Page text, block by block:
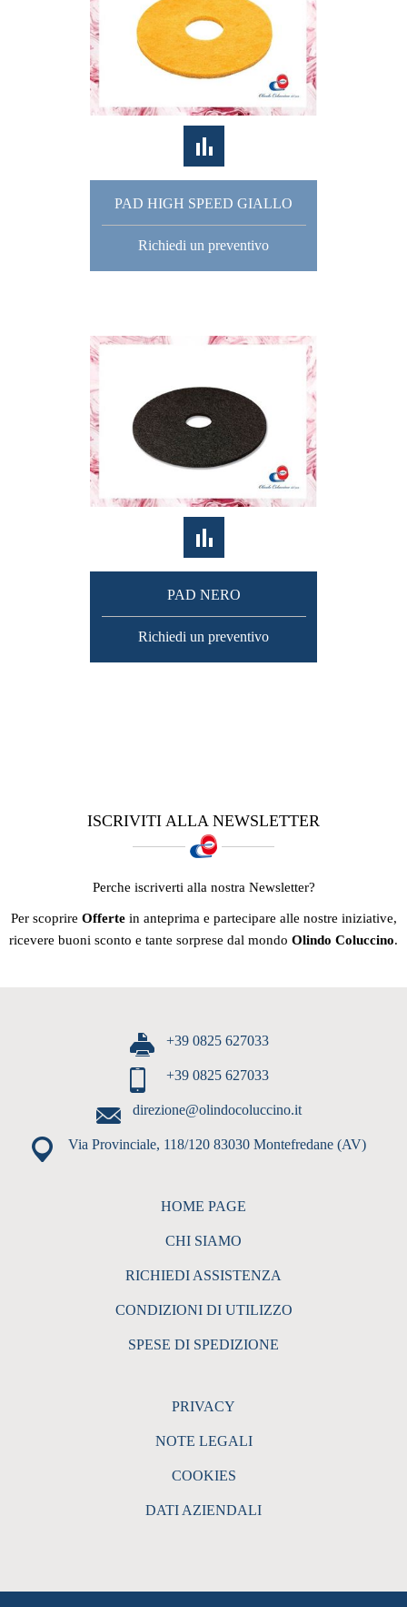
PAD HIGH SPEED GIALLO
Richiedi un preventivo
PAD NERO
Richiedi un preventivo
ISCRIVITI ALLA NEWSLETTER
Perche iscriverti alla nostra Newsletter?
Per scoprire Offertein anteprima e partecipare alle nostre iniziative,
ricevere buoni sconto e tante sorprese dal mondo Olindo Coluccino.
+39 0825 627033
+39 0825 627033
direzione@olindocoluccino.it
Via Provinciale, 118/120 83030 Montefredane (AV)
HOME PAGE
CHI SIAMO
RICHIEDI ASSISTENZA
CONDIZIONI DI UTILIZZO
SPESE DI SPEDIZIONE
PRIVACY
NOTE LEGALI
COOKIES
DATI AZIENDALI